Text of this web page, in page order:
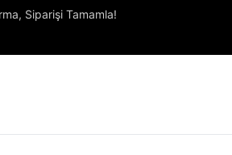
Siparişi Tamamla!